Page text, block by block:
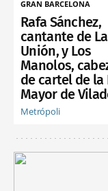
GRAN BARCELONA
Rafa Sánchez,
cantante de La
Unión, y Los
Manolos,
de cartel de la
Mayor de
Metrópoli